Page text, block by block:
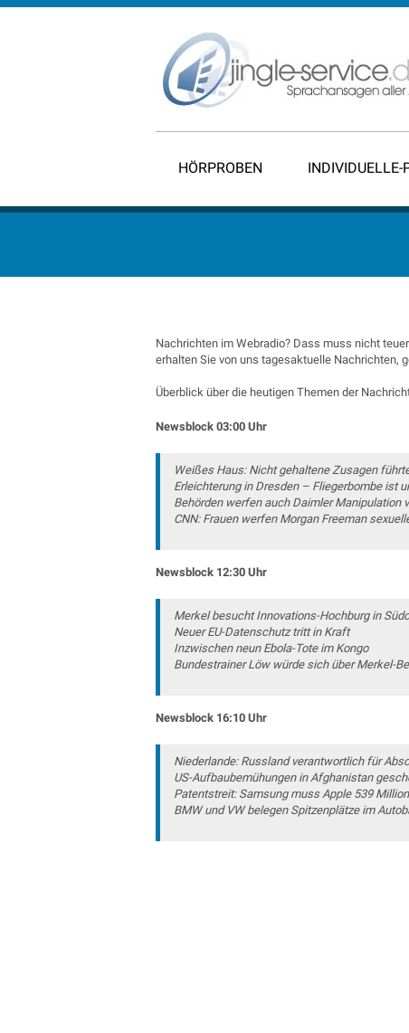
HÖRPROBEN INDIVIDUELLE-
Nachrichten im Webradio? Dass muss nicht
erhalten Sie von uns tagesaktuelle Nachrichten,
Überblick über die heutigen Themen der
Newsblock 03:00 Uhr
Weißes Haus: Nicht gehaltene Zusagen
Erleichterung in Dresden – Fliegerbombe ist
Behörden werfen auch Daimler Manipulation
CNN: Frauen werfen Morgan Freeman
Newsblock 12:30 Uhr
Merkel besucht Innovations-Hochburg in
Neuer EU-Datenschutz tritt in Kraft
Inzwischen neun Ebola-Tote im Kongo
Bundestrainer Löw würde sich über Merkel-
Newsblock 16:10 Uhr
Niederlande: Russland verantwortlich für
US-Aufbaubemühungen in Afghanistan
Patentstreit: Samsung muss Apple 539
BMW und VW belegen Spitzenplätze im